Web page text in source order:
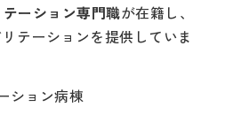
ーション専門職が在籍し、
テーションを提供していま
ション病棟